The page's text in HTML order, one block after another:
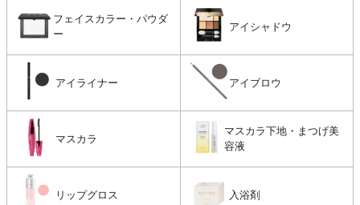
フェイスカラー・パウダ
ー
アイシャドウ
アイライナー アイブロウ
マスカラ
マスカラ下地・まつげ美
容液
リップグロス 入浴剤